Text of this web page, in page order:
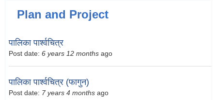
Plan and Project
पालिका पार्श्वचित्र
Post date: 6 years 12 months ago
पालिका पार्श्वचित्र (फागुन)
Post date: 7 years 4 months ago